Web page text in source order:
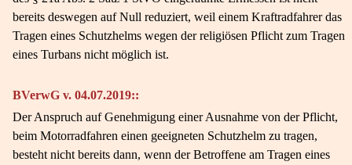
bereits deswegen auf Null reduziert, weil einem Kraftradfahrer das
Tragen eines Schutzhelms wegen der religiösen Pflicht zum Tragen
eines Turbans nicht möglich ist.
BVerwG v. 04.07.2019::
Der Anspruch auf Genehmigung einer Ausnahme von der Pflicht,
beim Motorradfahren einen geeigneten Schutzhelm zu tragen,
besteht nicht bereits dann, wenn der Betroffene am Tragen eines